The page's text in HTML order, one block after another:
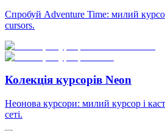
Спробуй Adventure Time: милий
cursors.
Колекція курсорів Neon
Неонова курсори: милий курсор і
сеті.